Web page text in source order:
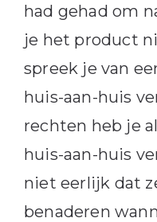
had gehad om
je het product
spreek je van
huis-aan-huis
rechten heb je
huis-aan-huis
niet eerlijk dat
benaderen